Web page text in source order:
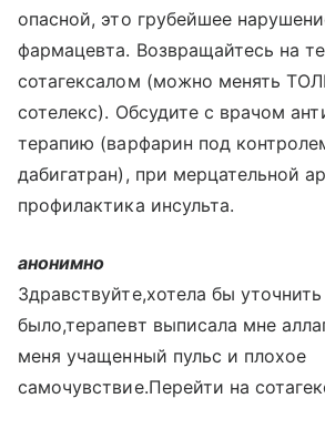
опасной, это грубейшее
фармацевта. Возвращайтесь на
сотагексалом (можно менять
сотелекс). Обсудите с врачом
терапию (варфарин под
дабигатран), при мерцательной
профилактика инсульта.
анонимно
Здравствуйте,хотела бы
было,терапевт выписала мне
меня учащенный пульс и плохое
самочувствие.Перейти на